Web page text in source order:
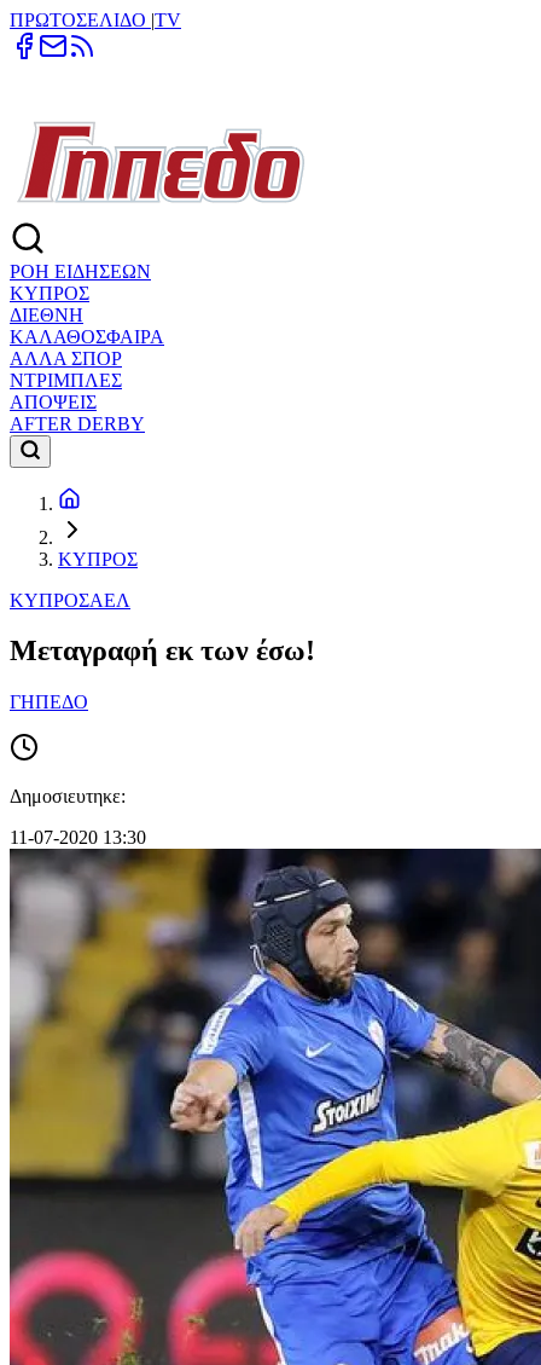
ΠΡΩΤΟΣΕΛΙΔΟ |TV
ΡΟΗ ΕΙΔΗΣΕΩΝ
ΚΥΠΡΟΣ
ΔΙΕΘΝΗ
ΚΑΛΑΘΟΣΦΑΙΡΑ
ΑΛΛΑ ΣΠΟΡ
ΝΤΡΙΜΠΛΕΣ
ΑΠΟΨΕΙΣ
AFTER DERBY
ΚΥΠΡΟΣ
ΚΥΠΡΟΣΑΕΛ
Μεταγραφή εκ των έσω!
ΓΗΠΕΔΟ
Δημοσιευτηκε:
11-07-2020 13:30